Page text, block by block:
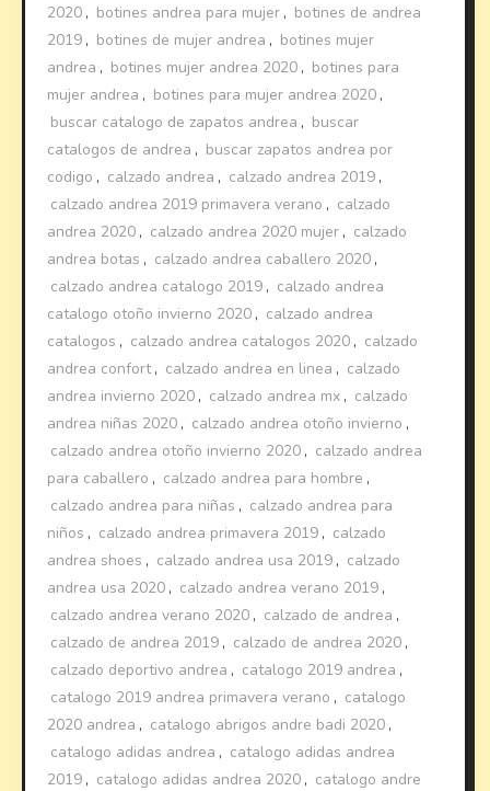
2020 , botines andrea para mujer , botines de andrea
2019 , botines de mujer andrea , botines mujer
andrea , botines mujer andrea 2020 , botines para
mujer andrea , botines para mujer andrea 2020 ,
buscar catalogo de zapatos andrea , buscar
catalogos de andrea , buscar zapatos andrea por
codigo , calzado andrea , calzado andrea 2019 ,
calzado andrea 2019 primavera verano , calzado
andrea 2020 , calzado andrea 2020 mujer , calzado
andrea botas , calzado andrea caballero 2020 ,
calzado andrea catalogo 2019 , calzado andrea
catalogo otoño invierno 2020 , calzado andrea
catalogos , calzado andrea catalogos 2020 , calzado
andrea confort, calzado andrea en linea , calzado
andrea invierno 2020 , calzado andrea mx , calzado
andrea niñas 2020 , calzado andrea otoño invierno ,
calzado andrea otoño invierno 2020 , calzado andrea
para caballero , calzado andrea para hombre ,
calzado andrea para niñas , calzado andrea para
niños , calzado andrea primavera 2019 , calzado
andrea shoes , calzado andrea usa 2019 , calzado
andrea usa 2020 , calzado andrea verano 2019 ,
calzado andrea verano 2020 , calzado de andrea ,
calzado de andrea 2019 , calzado de andrea 2020 ,
calzado deportivo andrea , catalogo 2019 andrea ,
catalogo 2019 andrea primavera verano , catalogo
2020 andrea , catalogo abrigos andre badi 2020 ,
catalogo adidas andrea , catalogo adidas andrea
2019 , catalogo adidas andrea 2020 , catalogo andre